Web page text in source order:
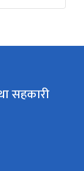
सहकारी